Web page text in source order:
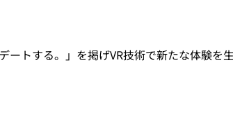
トする。」を掲げVR技術で新たな体験を